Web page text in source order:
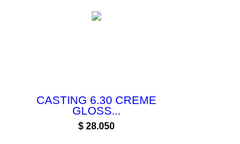
CASTING 6.30 CREME
GLOSS...
Precio
$ 28.050